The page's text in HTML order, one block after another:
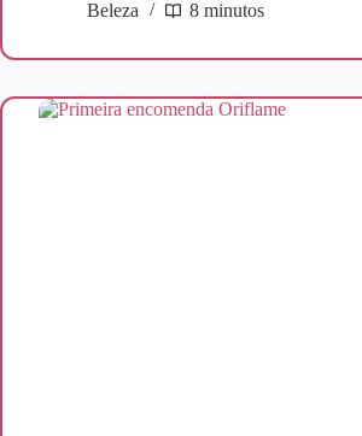
Beleza 8 minutos